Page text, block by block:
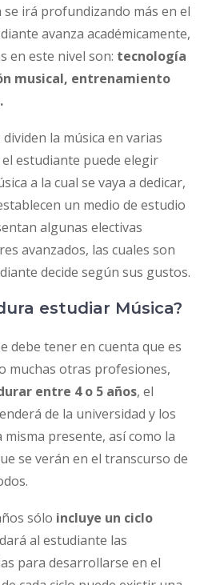
irá profundizando más en el
avanza académicamente,
en este nivel son: tecnología
musical, entrenamiento
la música en varias
estudiante puede elegir
a la cual se vaya a dedicar,
un medio de estudio
algunas electivas
avanzados, las cuales son
decide según sus gustos.
estudiar Música?
debe tener en cuenta que es
muchas otras profesiones,
entre 4 o 5 años, el
de la universidad y los
misma presente, así como la
se verán en el transcurso de
sólo incluye un ciclo
al estudiante las
para desarrollarse en el